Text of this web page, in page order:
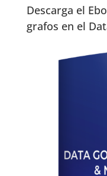
Descarga el
grafos en el